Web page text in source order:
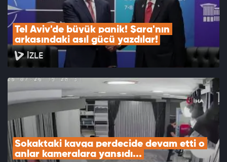
Tel Aviv'de büyük panik! Şara'nın
arkasındaki asıl gücü yazdılar!
İZLE
Sokaktaki kavga perdecide devam etti o
anlar kameralara yansıdı...